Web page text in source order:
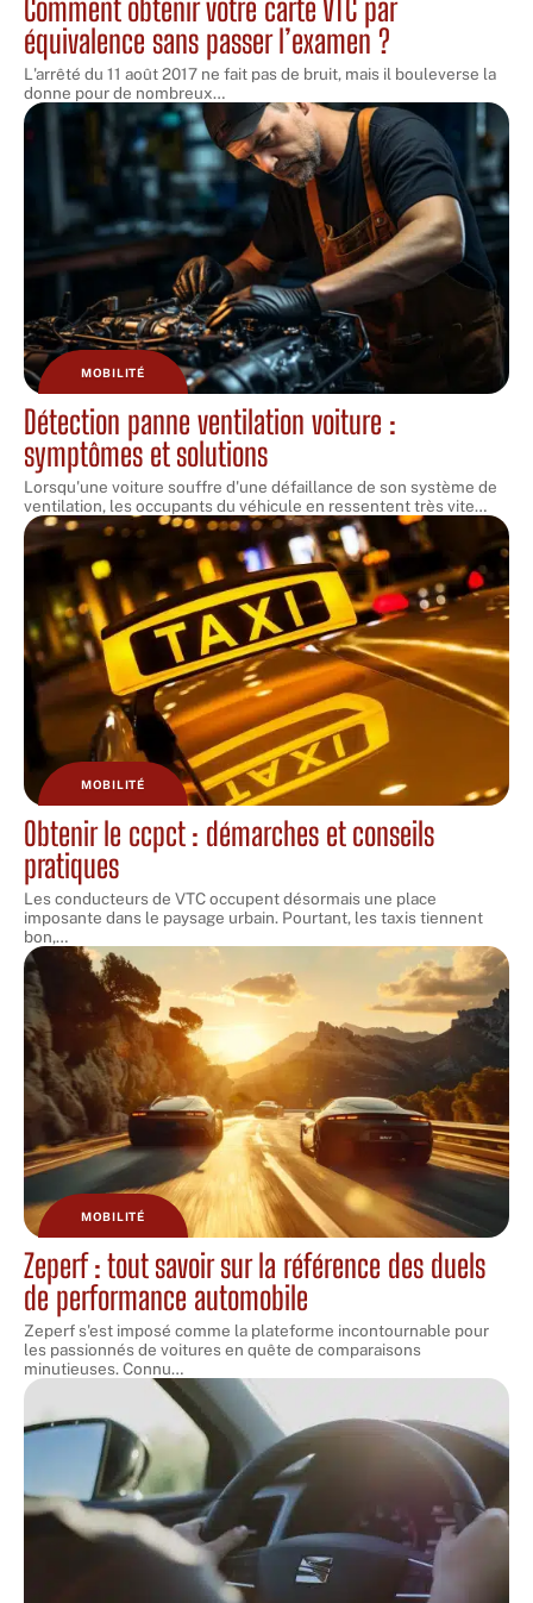
Comment obtenir votre carte VTC par
équivalence sans passer l’examen ?
L'arrêté du 11 août 2017 ne fait pas de bruit, mais il bouleverse la
donne pour de nombreux…
MOBILITÉ
Détection panne ventilation voiture :
symptômes et solutions
Lorsqu'une voiture souffre d'une défaillance de son système de
ventilation, les occupants du véhicule en ressentent très vite…
MOBILITÉ
Obtenir le ccpct : démarches et conseils
pratiques
Les conducteurs de VTC occupent désormais une place
imposante dans le paysage urbain. Pourtant, les taxis tiennent
bon,…
MOBILITÉ
Zeperf : tout savoir sur la référence des duels
de performance automobile
Zeperf s'est imposé comme la plateforme incontournable pour
les passionnés de voitures en quête de comparaisons
minutieuses. Connu…